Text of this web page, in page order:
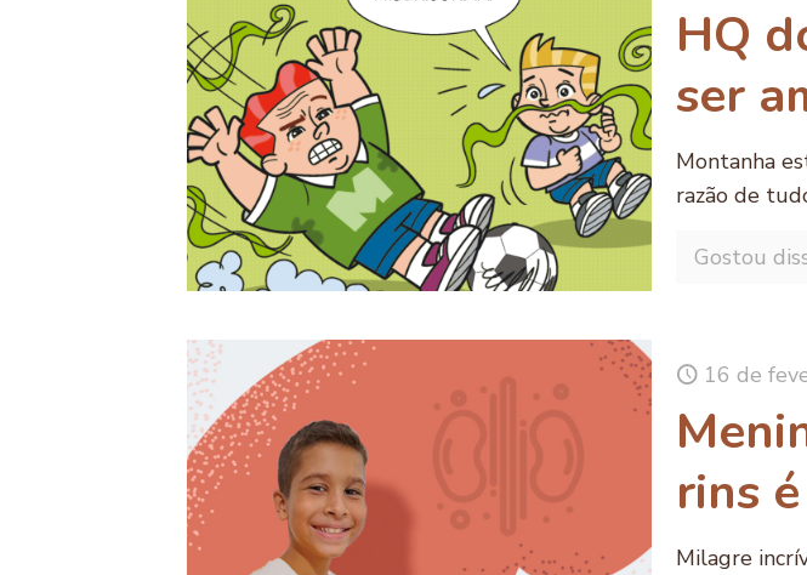
HQ
ser
Montanha
razão de
Gostou
16 de
rins
Milagre